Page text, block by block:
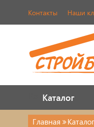
Контакты Наши
Каталог
Каталог
Главная Каталог